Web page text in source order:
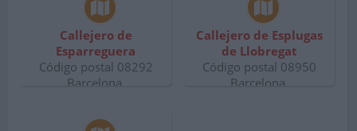
Callejero de
Esparreguera
Código postal 08292
Barcelona.
Callejero de Esplugas
de Llobregat
Código postal 08950
Barcelona.